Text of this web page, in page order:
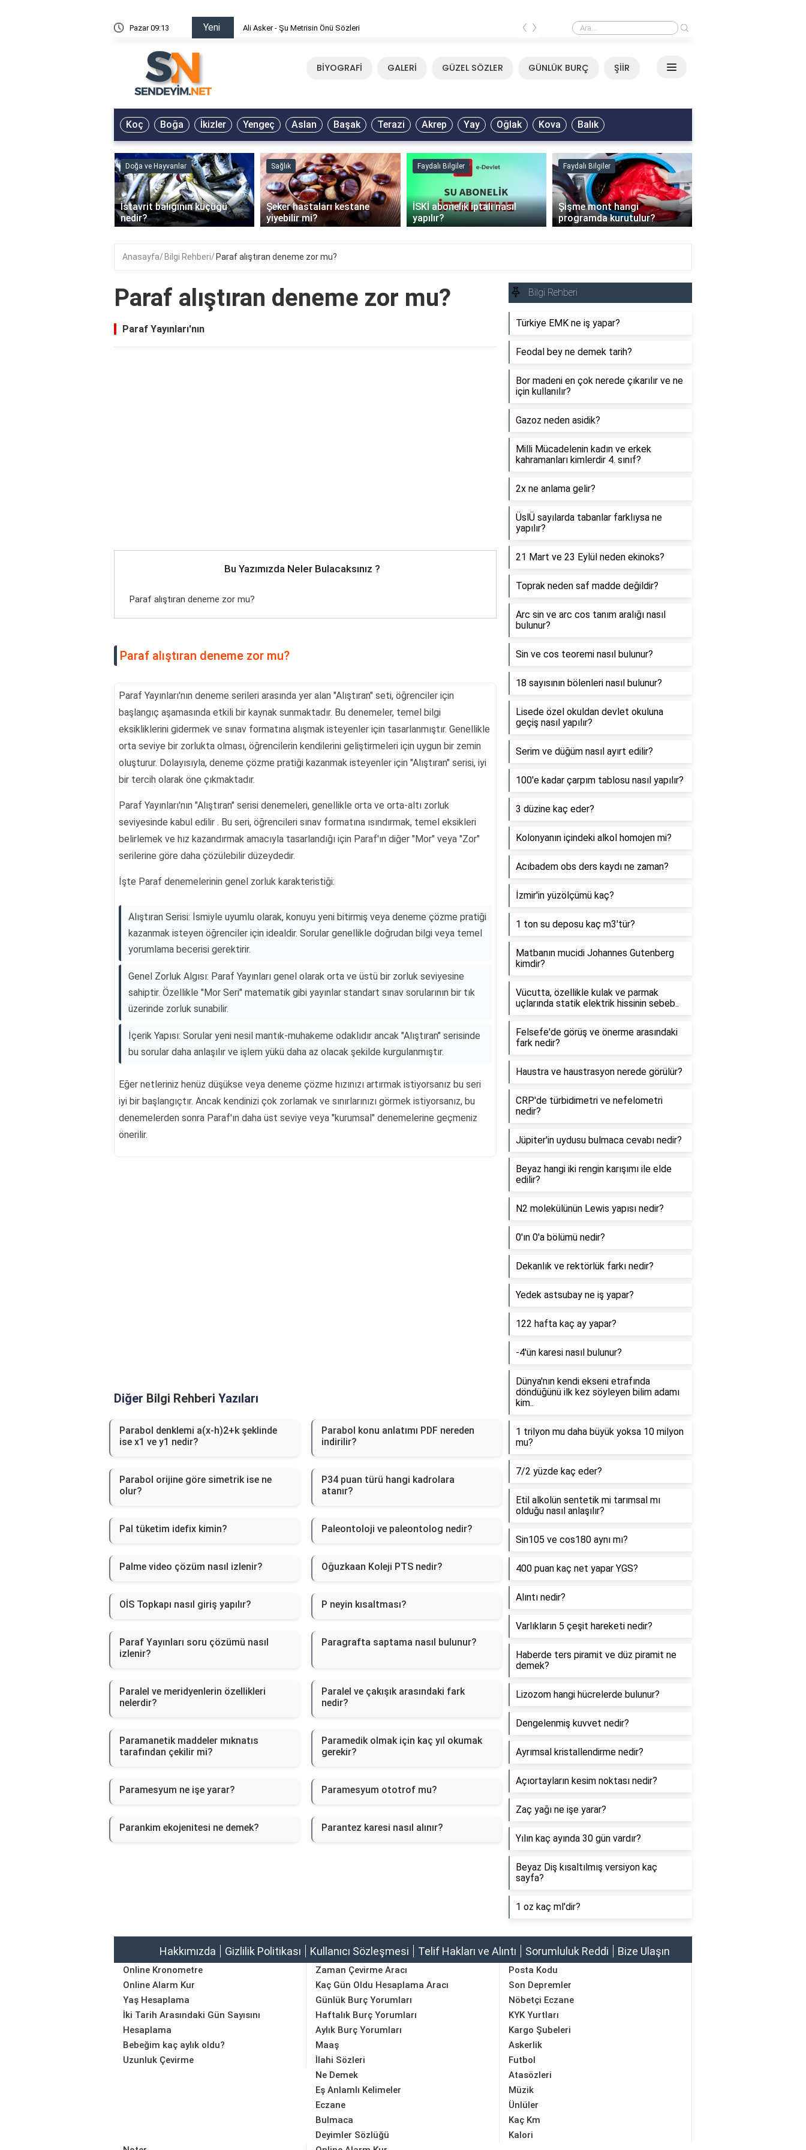
Pazar 09:13 Yeni Ali Asker - Şu Metrisin Önü Sözleri Mirkelam - Tavla Sözleri
‹ ›
BİYOGRAFİ GALERİ GÜZEL SÖZLER GÜNLÜK BURÇ ŞİİR
Koç Boğa İkizler Yengeç Aslan Başak Terazi Akrep Yay Oğlak Kova Balık
Doğa ve Hayvanlar
İstavrit balığının küçüğü
nedir?
Sağlık
Şeker hastaları kestane
yiyebilir mi?
Faydalı Bilgiler
İSKİ abonelik iptali nasıl
yapılır?
Faydalı Bilgiler
Şişme mont hangi
programda kurutulur?
‹ ›
Anasayfa Bilgi Rehberi Paraf alıştıran deneme zor mu?
Paraf alıştıran deneme zor mu?
Paraf Yayınları'nın
Bu Yazımızda Neler Bulacaksınız ?
Paraf alıştıran deneme zor mu?
Paraf alıştıran deneme zor mu?
Paraf Yayınları'nın deneme serileri arasında yer alan "Alıştıran" seti, öğrenciler için
başlangıç aşamasında etkili bir kaynak sunmaktadır. Bu denemeler, temel bilgi
eksikliklerini gidermek ve sınav formatına alışmak isteyenler için tasarlanmıştır. Genellikle
orta seviye bir zorlukta olması, öğrencilerin kendilerini geliştirmeleri için uygun bir zemin
oluşturur. Dolayısıyla, deneme çözme pratiği kazanmak isteyenler için "Alıştıran" serisi, iyi
bir tercih olarak öne çıkmaktadır.
Paraf Yayınları'nın "Alıştıran" serisi denemeleri, genellikle orta ve orta-altı zorluk
seviyesinde kabul edilir . Bu seri, öğrencileri sınav formatına ısındırmak, temel eksikleri
belirlemek ve hız kazandırmak amacıyla tasarlandığı için Paraf'ın diğer "Mor" veya "Zor"
serilerine göre daha çözülebilir düzeydedir.
İşte Paraf denemelerinin genel zorluk karakteristiği:
Alıştıran Serisi: İsmiyle uyumlu olarak, konuyu yeni bitirmiş veya deneme çözme pratiği
kazanmak isteyen öğrenciler için idealdir. Sorular genellikle doğrudan bilgi veya temel
yorumlama becerisi gerektirir.
Genel Zorluk Algısı: Paraf Yayınları genel olarak orta ve üstü bir zorluk seviyesine
sahiptir. Özellikle "Mor Seri" matematik gibi yayınlar standart sınav sorularının bir tık
üzerinde zorluk sunabilir.
İçerik Yapısı: Sorular yeni nesil mantık-muhakeme odaklıdır ancak "Alıştıran" serisinde
bu sorular daha anlaşılır ve işlem yükü daha az olacak şekilde kurgulanmıştır.
Eğer netleriniz henüz düşükse veya deneme çözme hızınızı artırmak istiyorsanız bu seri
iyi bir başlangıçtır. Ancak kendinizi çok zorlamak ve sınırlarınızı görmek istiyorsanız, bu
denemelerden sonra Paraf'ın daha üst seviye veya "kurumsal" denemelerine geçmeniz
önerilir.
Diğer Bilgi Rehberi Yazıları
Parabol denklemi a(x-h)2+k şeklinde
ise x1 ve y1 nedir?
Parabol konu anlatımı PDF nereden
indirilir?
Parabol orijine göre simetrik ise ne
olur?
P34 puan türü hangi kadrolara
atanır?
Pal tüketim idefix kimin? Paleontoloji ve paleontolog nedir?
Palme video çözüm nasıl izlenir? Oğuzkaan Koleji PTS nedir?
OİS Topkapı nasıl giriş yapılır? P neyin kısaltması?
Paraf Yayınları soru çözümü nasıl
izlenir?
Paragrafta saptama nasıl bulunur?
Paralel ve meridyenlerin özellikleri
nelerdir?
Paralel ve çakışık arasındaki fark
nedir?
Paramanetik maddeler mıknatıs
tarafından çekilir mi?
Paramedik olmak için kaç yıl okumak
gerekir?
Paramesyum ne işe yarar? Paramesyum ototrof mu?
Parankim ekojenitesi ne demek? Parantez karesi nasıl alınır?
Bilgi Rehberi
Türkiye EMK ne iş yapar?
Feodal bey ne demek tarih?
Bor madeni en çok nerede çıkarılır ve ne
için kullanılır?
Gazoz neden asidik?
Milli Mücadelenin kadın ve erkek
kahramanları kimlerdir 4. sınıf?
2x ne anlama gelir?
ÜslÜ sayılarda tabanlar farklıysa ne
yapılır?
21 Mart ve 23 Eylül neden ekinoks?
Toprak neden saf madde değildir?
Arc sin ve arc cos tanım aralığı nasıl
bulunur?
Sin ve cos teoremi nasıl bulunur?
18 sayısının bölenleri nasıl bulunur?
Lisede özel okuldan devlet okuluna
geçiş nasıl yapılır?
Serim ve düğüm nasıl ayırt edilir?
100'e kadar çarpım tablosu nasıl yapılır?
3 düzine kaç eder?
Kolonyanın içindeki alkol homojen mi?
Acıbadem obs ders kaydı ne zaman?
İzmir'in yüzölçümü kaç?
1 ton su deposu kaç m3'tür?
Matbanın mucidi Johannes Gutenberg
kimdir?
Vücutta, özellikle kulak ve parmak
uçlarında statik elektrik hissinin sebeb..
Felsefe'de görüş ve önerme arasındaki
fark nedir?
Haustra ve haustrasyon nerede görülür?
CRP'de türbidimetri ve nefelometri
nedir?
Jüpiter'in uydusu bulmaca cevabı nedir?
Beyaz hangi iki rengin karışımı ile elde
edilir?
N2 molekülünün Lewis yapısı nedir?
0'ın 0'a bölümü nedir?
Dekanlık ve rektörlük farkı nedir?
Yedek astsubay ne iş yapar?
122 hafta kaç ay yapar?
-4'ün karesi nasıl bulunur?
Dünya'nın kendi ekseni etrafında
döndüğünü ilk kez söyleyen bilim adamı
kim..
1 trilyon mu daha büyük yoksa 10 milyon
mu?
7/2 yüzde kaç eder?
Etil alkolün sentetik mi tarımsal mı
olduğu nasıl anlaşılır?
Sin105 ve cos180 aynı mı?
400 puan kaç net yapar YGS?
Alıntı nedir?
Varlıkların 5 çeşit hareketi nedir?
Haberde ters piramit ve düz piramit ne
demek?
Lizozom hangi hücrelerde bulunur?
Dengelenmiş kuvvet nedir?
Ayrımsal kristallendirme nedir?
Açıortayların kesim noktası nedir?
Zaç yağı ne işe yarar?
Yılın kaç ayında 30 gün vardır?
Beyaz Diş kısaltılmış versiyon kaç
sayfa?
1 oz kaç ml'dir?
Hakkımızda Gizlilik Politikası Kullanıcı Sözleşmesi Telif Hakları ve Alıntı Sorumluluk Reddi Bize Ulaşın
Online Kronometre
Online Alarm Kur
Yaş Hesaplama
İki Tarih Arasındaki Gün Sayısını
Hesaplama
Bebeğim kaç aylık oldu?
Uzunluk Çevirme
Zaman Çevirme Aracı
Kaç Gün Oldu Hesaplama Aracı
Günlük Burç Yorumları
Haftalık Burç Yorumları
Aylık Burç Yorumları
Maaş
Posta Kodu
Son Depremler
Nöbetçi Eczane
KYK Yurtları
Kargo Şubeleri
Askerlik
İlahi Sözleri
Ne Demek
Eş Anlamlı Kelimeler
Eczane
Bulmaca
Deyimler Sözlüğü
Futbol
Atasözleri
Müzik
Ünlüler
Kaç Km
Kalori